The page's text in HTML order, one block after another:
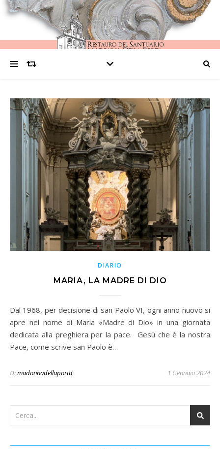
DIARIO
MARIA, LA MADRE DI DIO
Dal 1968, per decisione di san Paolo VI, ogni anno nuovo si
apre nel nome di Maria «Madre di Dio» in una giornata
dedicata alla preghiera per la pace. Gesù che è la nostra
Pace, come scrive san Paolo è…
Dimadonnadellaporta 1 Gennaio 2024